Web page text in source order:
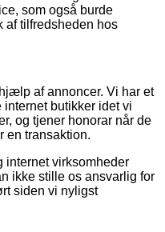
som også burde
af tilfredsheden hos
af annoncer. Vi har et
butikker idet vi
og tjener honorar når de
en transaktion.
internet virksomheder
ikke stille os ansvarlig for
siden vi nyligst